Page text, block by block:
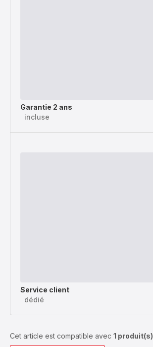
Garantie 2 ans
incluse
Service client
dédié
Cet article est compatible avec 1 produit(s)